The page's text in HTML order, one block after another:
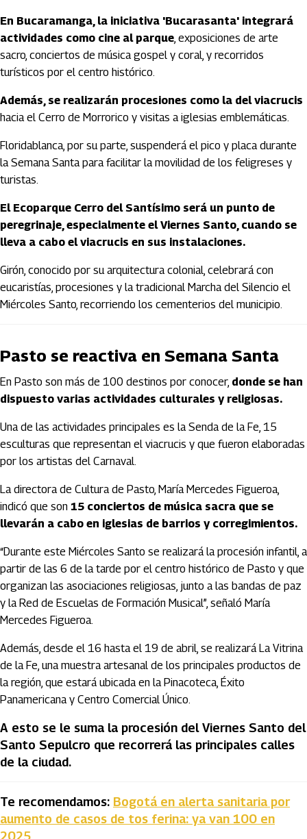
En Bucaramanga, la iniciativa 'Bucarasanta' integrará
actividades como cine al parque, exposiciones de arte
sacro, conciertos de música gospel y coral, y recorridos
turísticos por el centro histórico.
Además, se realizarán procesiones como la del viacrucis
hacia el Cerro de Morrorico y visitas a iglesias emblemáticas.
Floridablanca, por su parte, suspenderá el pico y placa durante
la Semana Santa para facilitar la movilidad de los feligreses y
turistas.
El Ecoparque Cerro del Santísimo será un punto de
peregrinaje, especialmente el Viernes Santo, cuando se
lleva a cabo el viacrucis en sus instalaciones.
Girón, conocido por su arquitectura colonial, celebrará con
eucaristías, procesiones y la tradicional Marcha del Silencio el
Miércoles Santo, recorriendo los cementerios del municipio.
Pasto se reactiva en Semana Santa
En Pasto son más de 100 destinos por conocer, donde se han
dispuesto varias actividades culturales y religiosas.
Una de las actividades principales es la Senda de la Fe, 15
esculturas que representan el viacrucis y que fueron elaboradas
por los artistas del Carnaval.
La directora de Cultura de Pasto, María Mercedes Figueroa,
indicó que son 15 conciertos de música sacra que se
llevarán a cabo en iglesias de barrios y corregimientos.
“Durante este Miércoles Santo se realizará la procesión infantil, a
partir de las 6 de la tarde por el centro histórico de Pasto y que
organizan las asociaciones religiosas, junto a las bandas de paz
y la Red de Escuelas de Formación Musical”, señaló María
Mercedes Figueroa.
Además, desde el 16 hasta el 19 de abril, se realizará La Vitrina
de la Fe, una muestra artesanal de los principales productos de
la región, que estará ubicada en la Pinacoteca, Éxito
Panamericana y Centro Comercial Único.
A esto se le suma la procesión del Viernes Santo del
Santo Sepulcro que recorrerá las principales calles
de la ciudad.
Te recomendamos: Bogotá en alerta sanitaria por
aumento de casos de tos ferina: ya van 100 en
2025